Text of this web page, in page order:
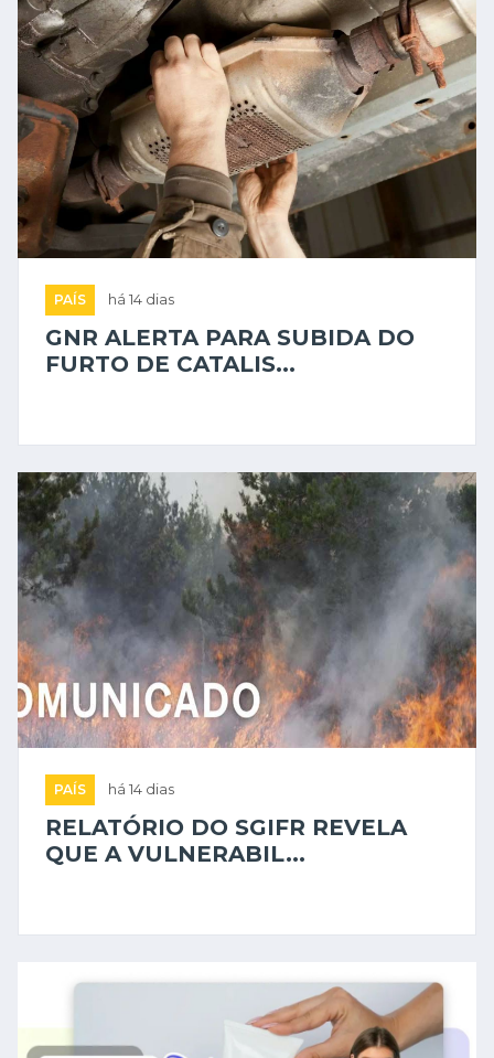
PAÍS há 14 dias
GNR ALERTA PARA SUBIDA DO
FURTO DE CATALIS...
PAÍS há 14 dias
RELATÓRIO DO SGIFR REVELA
QUE A VULNERABIL...